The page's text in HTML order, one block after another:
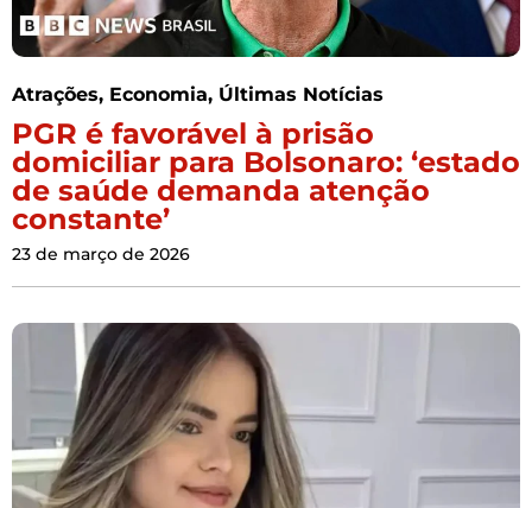
Atrações, Economia, Últimas Notícias
PGR é favorável à prisão
domiciliar para Bolsonaro: ‘estado
de saúde demanda atenção
constante’
23 de março de 2026